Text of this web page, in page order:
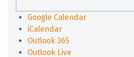
Google Calendar
iCalendar
Outlook 365
Outlook Live